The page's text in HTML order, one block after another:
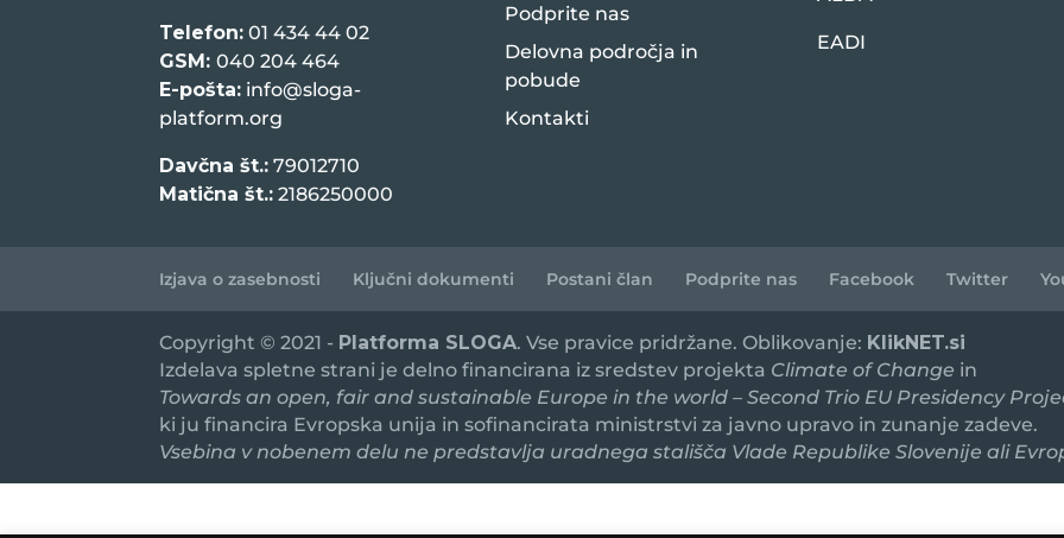
Telefon: 01 434 44 02
GSM:040 204 464
E-pošta: info@sloga-
platform.org
Davčna št.: 79012710
Matična št.: 2186250000
Podprite nas
Delovna področja in
pobude
Kontakti
EADI
Izjava o zasebnosti Ključni dokumenti Postani član Podprite nas Facebook Twitter
Copyright © 2021 - Platforma SLOGA. Vse pravice pridržane. Oblikovanje: KlikNET.si
Izdelava spletne strani je delno financirana iz sredstev projekta Climate of Change in
Towards an open, fair and sustainable Europe in the world – Second Trio EU Presidency
ki ju financira Evropska unija in sofinancirata ministrstvi za javno upravo in zunanje zadeve.
Vsebina v nobenem delu ne predstavlja uradnega stališča Vlade Republike Slovenije ali